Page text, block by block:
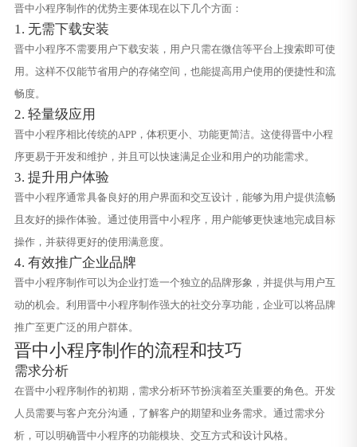
晋中小程序制作的优势主要体现在以下几个方面：
1. 无需下载安装
晋中小程序不需要用户下载安装，用户只需在微信等平台上搜索即可使
用。这样不仅能节省用户的存储空间，也能提高用户使用的便捷性和流
畅度。
2. 轻量级应用
晋中小程序相比传统的APP，体积更小、功能更简洁。这使得晋中小程
序更易于开发和维护，并且可以快速满足企业和用户的功能需求。
3. 提升用户体验
晋中小程序通常具备良好的用户界面和交互设计，能够为用户提供流畅
且友好的操作体验。通过使用晋中小程序，用户能够更快速地完成目标
操作，并获得更好的使用满意度。
4. 有效推广企业品牌
晋中小程序制作可以为企业打造一个独立的品牌形象，并提供与用户互
动的机会。利用晋中小程序制作强大的社交分享功能，企业可以将品牌
推广至更广泛的用户群体。
晋中小程序制作的流程和技巧
需求分析
在晋中小程序制作的初期，需求分析环节扮演着至关重要的角色。开发
人员需要与客户充分沟通，了解客户的期望和业务需求。通过需求分
析，可以明确晋中小程序的功能模块、交互方式和设计风格。